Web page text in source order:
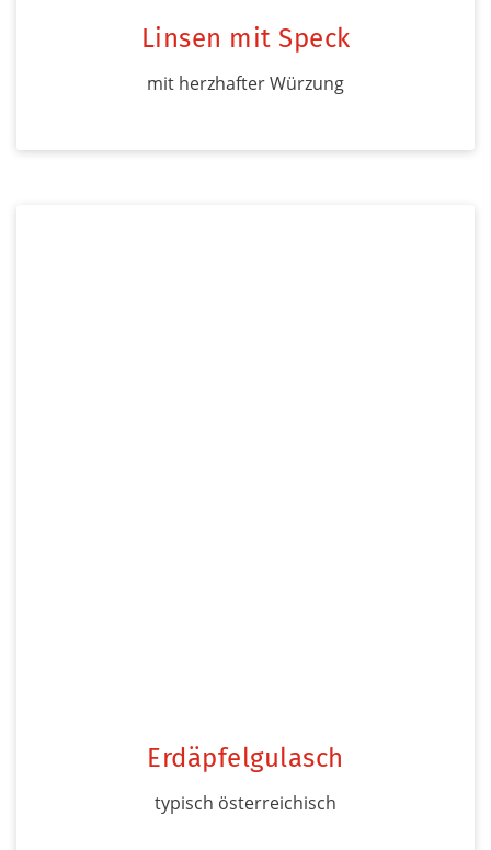
Linsen mit Speck
mit herzhafter Würzung
Erdäpfelgulasch
typisch österreichisch